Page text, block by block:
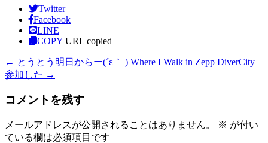
Twitter
Facebook
LINE
COPY URL copied
← とうとう明日からー(´ε｀ ) Where I Walk in Zepp DiverCity
参加した →
コメントを残す
メールアドレスが公開されることはありません。 ※ が付い
ている欄は必須項目です